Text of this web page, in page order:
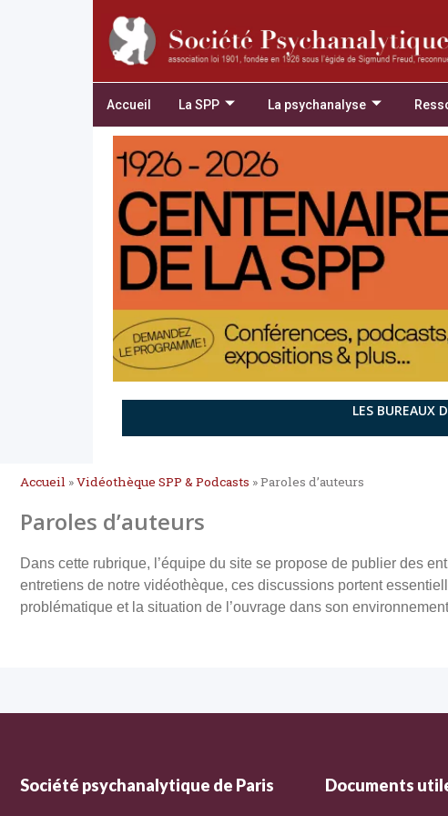
Accueil La SPP La psychanalyse
LES BUREAUX
Accueil »Vidéothèque SPP & Podcasts »Paroles d’auteurs
Paroles d’auteurs
Dans cette rubrique, l’équipe du site se propose de publier des
entretiens de notre vidéothèque, ces discussions portent
problématique et la situation de l’ouvrage dans son
Société psychanalytique de Paris Documents